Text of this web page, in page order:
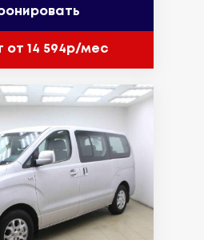
от 14 594р/мес